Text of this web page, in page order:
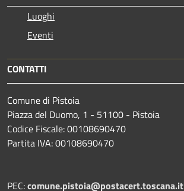
Luoghi
Eventi
CONTATTI
Comune di Pistoia
Piazza del Duomo, 1 - 51100 - Pistoia
Codice Fiscale: 00108690470
Partita IVA: 00108690470
PEC:comune.pistoia@postacert.toscana.it